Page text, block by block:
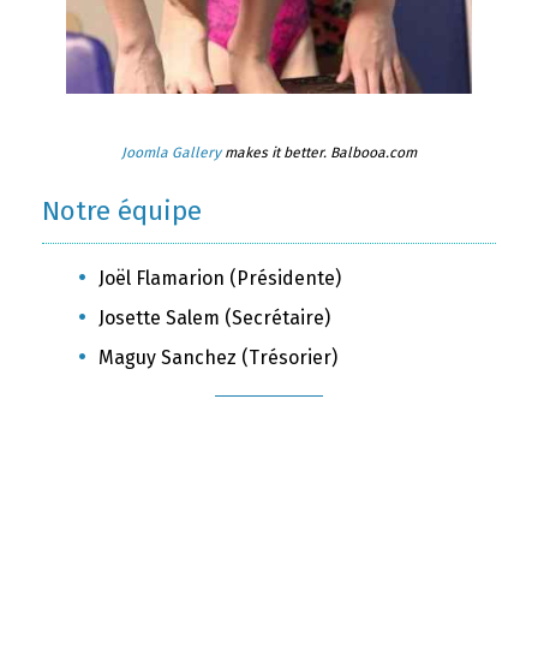
Joomla Gallerymakes it better. Balbooa.com
Notre équipe
Joël Flamarion (Présidente)
Josette Salem (Secrétaire)
Maguy Sanchez (Trésorier)